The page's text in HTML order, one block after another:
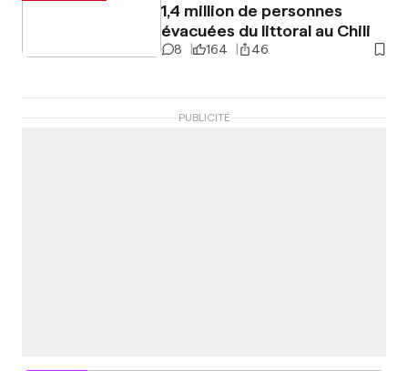
1,4 million de personnes
évacuées du littoral au Chili
8 164 46
PUBLICITÉ